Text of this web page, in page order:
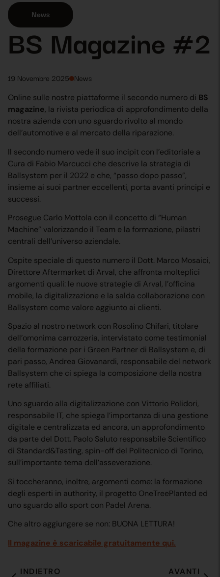
News
BS Magazine #2
19 Novembre 2025 News
Online sulle nostre piattaforme il secondo numero di BS
magazine, la rivista periodica di approfondimento della
nostra azienda con uno sguardo rivolto al mondo
dell’automotive e al mercato della riparazione.
Il secondo numero vede il suo incipit con l’editoriale a
Cura di Fabio Marcucci che descrive la strategia di
Ballsystem per il 2022 e che, “passo dopo passo”,
insieme ai suoi partner eccellenti, porta avanti principi e
successi.
Prosegue Carlo Mottola con il concetto di “Human
Machine” valorizzando il Team e la formazione, pilastri
centrali dell’universo aziendale.
Ospite speciale di questo numero il Dott. Marco Mosaici,
Direttore Aftermarket di Arval, che affronta molteplici
argomenti quali: le nuove strategie di Arval, l’officina
mobile, la digitalizzazione e la salda collaborazione con
Ballsystem come valore aggiunto ai clienti.
Spazio al nostro network con Rosolino Chifari, titolare
dell’omonima carrozzeria, intervistato come testimonial
della formazione per i Green Partner di Ballsystem e, di
pari passo, Andrea Giovanardi, responsabile del network
Ballsystem che ci spiega la composizione della nostra
rete affiliati.
Uno sguardo alla digitalizzazione con Vittorio Polidori,
responsabile IT, che spiega l’importanza di una gestione
digitale e centralizzata ed ancora, un approfondimento
da parte del Dott. Paolo Saluto responsabile Scientifico
di Standard&Tasting, spin-off del Politecnico di Torino,
sull’importante tema dell’asseverazione.
Si toccheranno, inoltre, argomenti come: la formazione
degli esperti in authority, il progetto OneTreePlanted ed
uno sguardo allo sport con Padel Arena.
Che altro aggiungere se non: BUONA LETTURA!
Il magazine è scaricabile gratuitamente qui.
INDIETRO
AVANTI